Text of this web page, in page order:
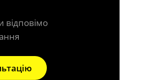
відповімо